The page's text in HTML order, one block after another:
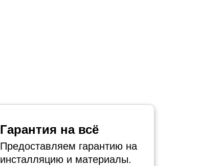
Предоставляем гарантию на
инсталляцию и материалы.
Гарантия на всё